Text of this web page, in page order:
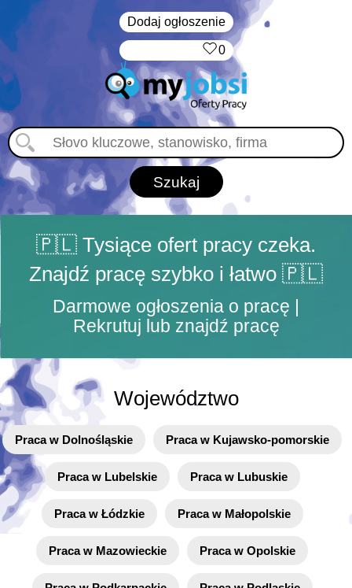
Dodaj ogłoszenie
0
🇵🇱 Tysiące ofert pracy czeka.
Znajdź pracę szybko i łatwo 🇵🇱
Darmowe ogłoszenia o pracę |
Rekrutuj lub znajdź pracę
Województwo
Praca w Dolnośląskie Praca w Kujawsko-pomorskie
Praca w Lubelskie Praca w Lubuskie
Praca w Łódzkie Praca w Małopolskie
Praca w Mazowieckie Praca w Opolskie